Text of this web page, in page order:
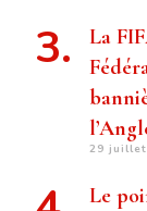
La
29 juillet
Le